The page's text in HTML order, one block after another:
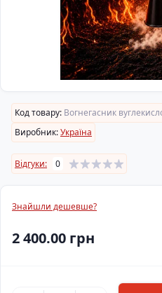
Код товару: Вогнегасник
Виробник:Україна
Відгуки: 0
Знайшли дешевше?
2 400.00 грн